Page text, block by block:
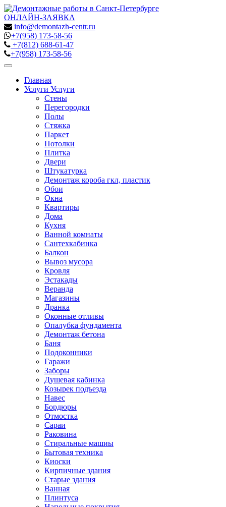
ОНЛАЙН-ЗАЯВКА
info@demontazh-centr.ru
+7(958) 173-58-56
+7(812) 688-61-47
+7(958) 173-58-56
Toggle
navigationГлавная
Услуги Услуги
Стены
Перегородки
Полы
Стяжка
Паркет
Потолки
Плитка
Двери
Штукатурка
Демонтаж короба гкл, пластик
Обои
Окна
Квартиры
Дома
Кухня
Ванной комнаты
Сантехкабинка
Балкон
Вывоз мусора
Кровля
Эстакады
Веранда
Магазины
Дранка
Оконные отливы
Опалубка фундамента
Демонтаж бетона
Баня
Подоконники
Гаражи
Заборы
Душевая кабинка
Козырек подъезда
Навес
Бордюры
Отмостка
Сараи
Раковина
Стиральные машиы
Бытовая техника
Киоски
Кирпичные здания
Старые здания
Ванная
Плинтуса